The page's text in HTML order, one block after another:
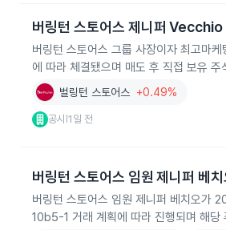
버링턴 스토어스 제니퍼 Vecchio
버링턴 스토어스 그룹 사장이자 최고마
에 따라 체결됐으며 매도 후 직접 보유
벌링턴 스토어스 +0.49%
공시 |1일 전
버링턴 스토어스 임원 제니퍼 베치
버링턴 스토어스 임원 제니퍼 베치오가
10b5-1 거래 계획에 따라 진행되며 해